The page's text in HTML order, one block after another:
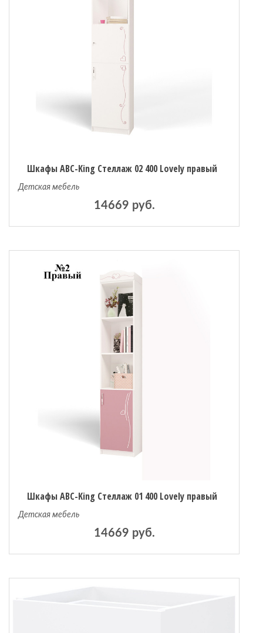
Шкафы ABC-King Стеллаж 02 400 Lovely правый
Детская мебель
14669 руб.
Шкафы ABC-King Стеллаж 01 400 Lovely правый
Детская мебель
14669 руб.